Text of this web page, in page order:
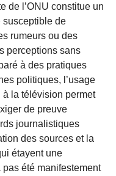
de l’ONU constitue un
susceptible de
rumeurs ou des
perceptions sans
à des pratiques
politiques, l’usage
à la télévision permet
de preuve
journalistiques
des sources et la
étayent une
été manifestement